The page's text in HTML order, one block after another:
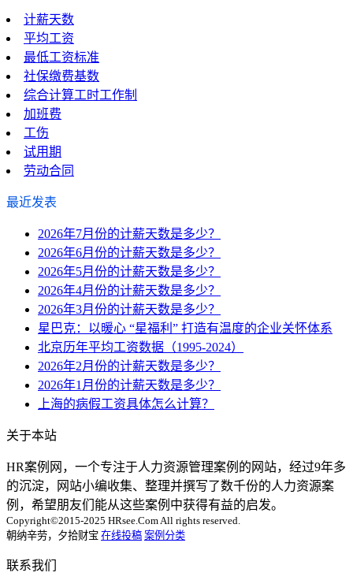
计薪天数
平均工资
最低工资标准
社保缴费基数
综合计算工时工作制
加班费
工伤
试用期
劳动合同
最近发表
2026年7月份的计薪天数是多少？
2026年6月份的计薪天数是多少？
2026年5月份的计薪天数是多少？
2026年4月份的计薪天数是多少？
2026年3月份的计薪天数是多少？
星巴克：以暖心 “星福利” 打造有温度的企业关怀体系
北京历年平均工资数据（1995-2024）
2026年2月份的计薪天数是多少？
2026年1月份的计薪天数是多少？
上海的病假工资具体怎么计算？
关于本站
HR案例网，一个专注于人力资源管理案例的网站，经过9年多
的沉淀，网站小编收集、整理并撰写了数千份的人力资源案
例，希望朋友们能从这些案例中获得有益的启发。
Copyright©2015-2025 HRsee.Com All rights reserved.
朝纳辛劳，夕拾财宝 在线投稿 案例分类
联系我们